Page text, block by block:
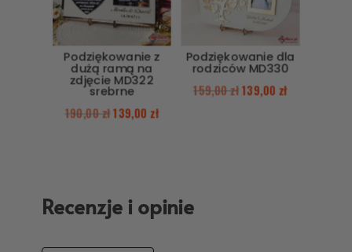
Podziękowanie z
dużą ramą na
zdjęcie MD322
srebrne
190,00 zł139,00 zł
Podziękowanie dla
rodziców MD330
159,00zł139,00 zł
Recenzje i opinie